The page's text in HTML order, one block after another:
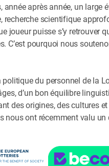
après année, un large
scientifique
joueur puisse s’y retrouver
C’est pourquoi nous
du personnel de la
d’un bon équilibre
des origines, des cultures
ont récemment valu un